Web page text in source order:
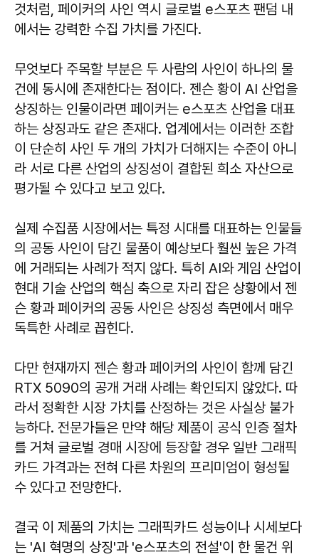
것처럼, 페이커의 사인 역시 글로벌 e스포츠 팬덤 내
에서는 강력한 수집 가치를 가진다.
무엇보다 주목할 부분은 두 사람의 사인이 하나의 물
건에 동시에 존재한다는 점이다. 젠슨 황이 AI 산업을
상징하는 인물이라면 페이커는 e스포츠 산업을 대표
하는 상징과도 같은 존재다. 업계에서는 이러한 조합
이 단순히 사인 두 개의 가치가 더해지는 수준이 아니
라 서로 다른 산업의 상징성이 결합된 희소 자산으로
평가될 수 있다고 보고 있다.
실제 수집품 시장에서는 특정 시대를 대표하는 인물들
의 공동 사인이 담긴 물품이 예상보다 훨씬 높은 가격
에 거래되는 사례가 적지 않다. 특히 AI와 게임 산업이
현대 기술 산업의 핵심 축으로 자리 잡은 상황에서 젠
슨 황과 페이커의 공동 사인은 상징성 측면에서 매우
독특한 사례로 꼽힌다.
다만 현재까지 젠슨 황과 페이커의 사인이 함께 담긴
RTX 5090의 공개 거래 사례는 확인되지 않았다. 따
라서 정확한 시장 가치를 산정하는 것은 사실상 불가
능하다. 전문가들은 만약 해당 제품이 공식 인증 절차
를 거쳐 글로벌 경매 시장에 등장할 경우 일반 그래픽
카드 가격과는 전혀 다른 차원의 프리미엄이 형성될
수 있다고 전망한다.
결국 이 제품의 가치는 그래픽카드 성능이나 시세보다
는 'AI 혁명의 상징'과 'e스포츠의 전설'이 한 물건 위